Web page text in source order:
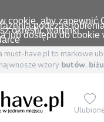
cookie, aby zapewnić
podczas
określić warunki
lub dostępu do cookie
must-have.pl to markowe
wzory butów,